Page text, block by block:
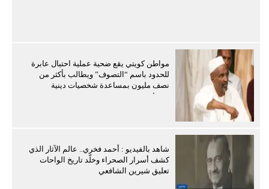
مواطن كويتي يقع ضحية عملية احتيال عابرة
للحدود باسم “التصوف” ويطالب بأكثر من
نصف مليون بمساعدة شخصيات دينية
سودانية
شاهد بالفيديو : أحمد فخري.. عالم الآثار الذي
كشف أسرار الصحراء وخلّد تاريخ الواحات
تعليق شيرين الشافعي